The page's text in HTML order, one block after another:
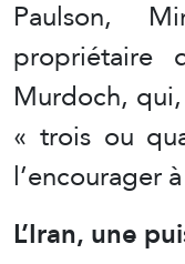
Paulson,
propriétaire
Murdoch,
« trois ou
l’encourager
L’Iran, une